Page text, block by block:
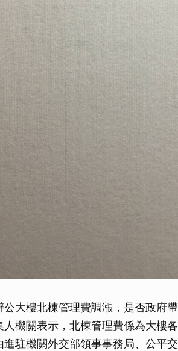
大樓北棟管理費調漲，是否政府
機關表示，北棟管理費係為大樓
進駐機關外交部領事事務局、公平